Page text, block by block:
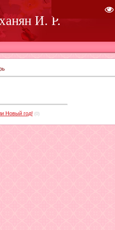
И. Р.
Новый год! (0)